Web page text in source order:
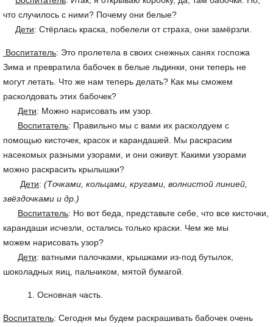
что случилось с ними? Почему они белые?
Дети: Стёрлась краска, побелели от страха, они замёрзли.
Воспитатель: Это пролетела в своих снежных санях госпожа
Зима и превратила бабочек в белые льдинки, они теперь не
могут летать. Что же нам теперь делать? Как мы сможем
расколдовать этих бабочек?
Дети: Можно нарисовать им узор.
Воспитатель: Правильно мы с вами их расколдуем с
помощью кисточек, красок и карандашей. Мы раскрасим
насекомых разными узорами, и они оживут. Какими узорами
можно раскрасить крылышки?
Дети: (Точками, кольцами, кругами, волнистой линией,
звёздочками и др.)
Воспитатель: Но вот беда, представьте себе, что все кисточки,
карандаши исчезли, остались только краски. Чем же мы
можем нарисовать узор?
Дети: ватными палочками, крышками из-под бутылок,
шоколадных яиц, пальчиком, мятой бумагой.
Основная часть.
Воспитатель: Сегодня мы будем раскрашивать бабочек очень